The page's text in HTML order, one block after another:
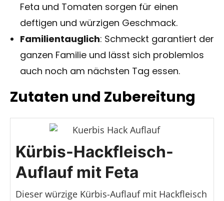
Feta und Tomaten sorgen für einen
deftigen und würzigen Geschmack.
Familientauglich: Schmeckt garantiert der
ganzen Familie und lässt sich problemlos
auch noch am nächsten Tag essen.
Zutaten und Zubereitung
Kürbis-Hackfleisch-
Auflauf mit Feta
Dieser würzige Kürbis-Auflauf mit Hackfleisch